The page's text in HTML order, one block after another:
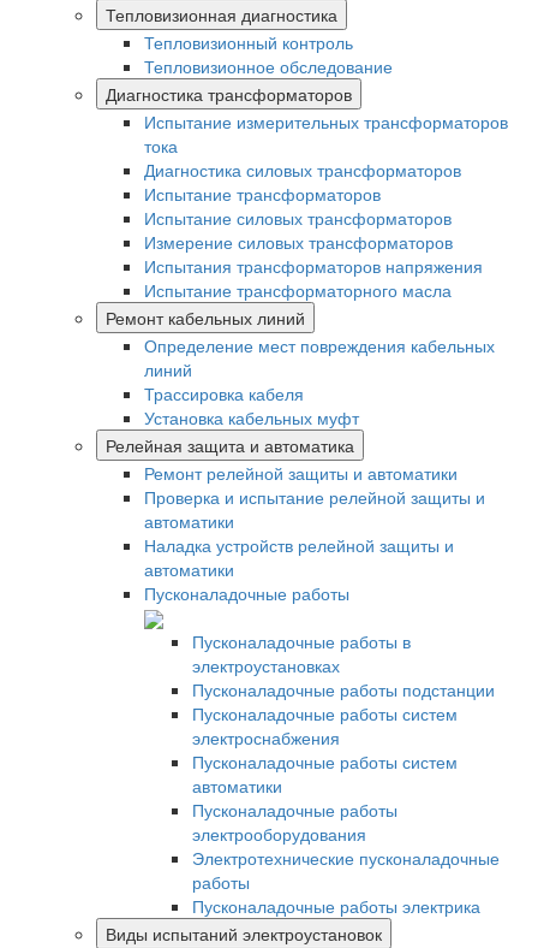
Тепловизионная диагностика
Тепловизионный контроль
Тепловизионное обследование
Диагностика трансформаторов
Испытание измерительных трансформаторов
тока
Диагностика силовых трансформаторов
Испытание трансформаторов
Испытание силовых трансформаторов
Измерение силовых трансформаторов
Испытания трансформаторов напряжения
Испытание трансформаторного масла
Ремонт кабельных линий
Определение мест повреждения кабельных
линий
Трассировка кабеля
Установка кабельных муфт
Релейная защита и автоматика
Ремонт релейной защиты и автоматики
Проверка и испытание релейной защиты и
автоматики
Наладка устройств релейной защиты и
автоматики
Пусконаладочные работы
Пусконаладочные работы в
электроустановках
Пусконаладочные работы подстанции
Пусконаладочные работы систем
электроснабжения
Пусконаладочные работы систем
автоматики
Пусконаладочные работы
электрооборудования
Электротехнические пусконаладочные
работы
Пусконаладочные работы электрика
Виды испытаний электроустановок